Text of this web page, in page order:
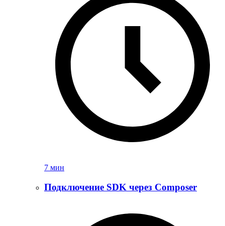
7 мин
Подключение SDK через Composer